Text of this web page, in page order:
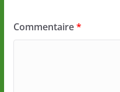
Commentaire*